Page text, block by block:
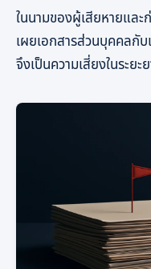
ในนามของผู้เสียหายและ
เผยเอกสารส่วนบุคคลกั
จึงเป็นความเสี่ยงในระยะ